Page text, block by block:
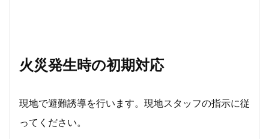
火災発生時の初期対応
現地で避難誘導を行います。現地スタッフの指示に従
ってください。